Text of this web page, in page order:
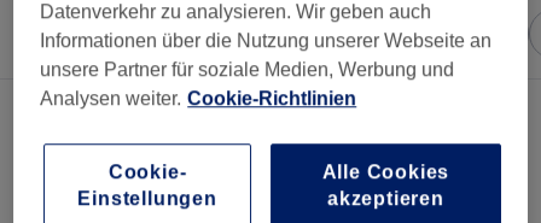
Sortieren nach Marken Salons Expressangebote
Ein Salon, der anbietet:
Datenverkehr zu analysieren. Wir geben auch
Informationen über die Nutzung unserer Webseite an
unsere Partner für soziale Medien, Werbung und
Analysen weiter. Cookie-Richtlinien
Cookie-
Einstellungen
Alle Cookies
akzeptieren